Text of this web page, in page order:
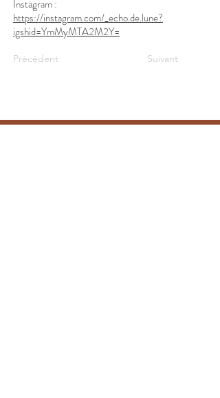
Précédent Suivant
Instagram :
https://instagram.com/_echo.de.lune?
igshid=YmMyMTA2M2Y=